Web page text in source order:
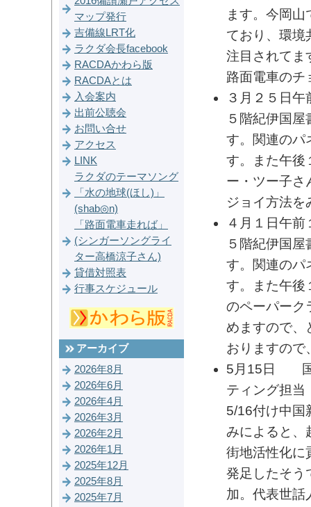
ます。今岡
ており、環境
注目されてま
路面電車のチ
３月２５日
５階紀伊国
す。関連のパ
す。また午後
ー・ツー子さ
ジョイ方法を
４月１日午
５階紀伊国
す。関連のパ
す。また午後
のペーパーク
めますので、
おりますので
5月15日 国
ティング担当
5/16付け中国
みによると、
街地活性化に
発足したそ
加。代表世
マップ発行
吉備線LRT化
ラクダ会長facebook
RACDAかわら版
RACDAとは
入会案内
出前公聴会
お問い合せ
アクセス
LINK
ラクダのテーマソング
「水の地球(ほし)」
(shab◎n)
「路面電車走れば」
(シンガーソングライ
ター高橋涼子さん)
貸借対照表
行事スケジュール
アーカイブ
2026年8月
2026年6月
2026年4月
2026年3月
2026年2月
2026年1月
2025年12月
2025年8月
2025年7月